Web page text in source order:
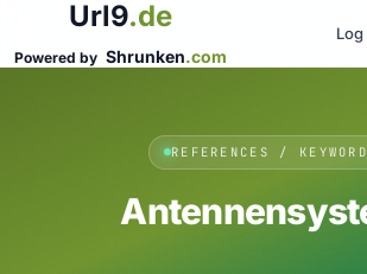
Url9.de
Powered by Shrunken.com
Log
REFERENCES / KEYWORD